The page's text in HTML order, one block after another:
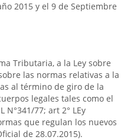
2015 y el 9 de Septiembre
Tributaria, a la Ley sobre
las normas relativas a la
al término de giro de la
legales tales como el
N°341/77; art 2° LEy
que regulan los nuevos
de 28.07.2015).